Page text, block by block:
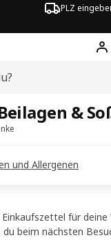
PLZ
und Allergenen
&
für deine
beim nächsten